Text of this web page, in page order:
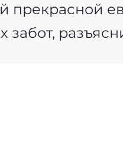
прекрасной